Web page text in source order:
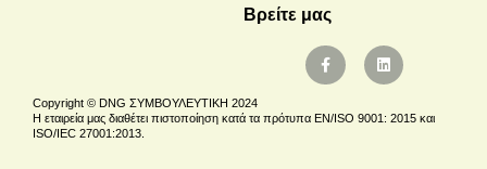
Βρείτε μας
Copyright © DNG ΣΥΜΒΟΥΛΕΥΤΙΚΗ 2024
Η εταιρεία μας διαθέτει πιστοποίηση κατά τα πρότυπα EN/ISO 9001: 2015 και
ISO/IEC 27001:2013.